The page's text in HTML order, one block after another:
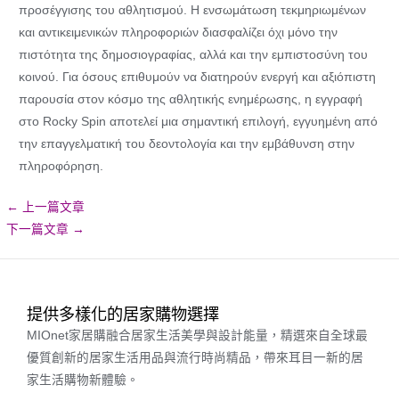
προσέγγισης του αθλητισμού. Η ενσωμάτωση τεκμηριωμένων
και αντικειμενικών πληροφοριών διασφαλίζει όχι μόνο την
πιστότητα της δημοσιογραφίας, αλλά και την εμπιστοσύνη του
κοινού. Για όσους επιθυμούν να διατηρούν ενεργή και αξιόπιστη
παρουσία στον κόσμο της αθλητικής ενημέρωσης, η εγγραφή
στο Rocky Spin αποτελεί μια σημαντική επιλογή, εγγυημένη από
την επαγγελματική του δεοντολογία και την εμβάθυνση στην
πληροφόρηση.
←
上一篇文章
下一篇文章 →
提供多樣化的居家購物選擇
MIOnet家居購融合居家生活美學與設計能量，精選來自全球最
優質創新的居家生活用品與流行時尚精品，帶來耳目一新的居
家生活購物新體驗。